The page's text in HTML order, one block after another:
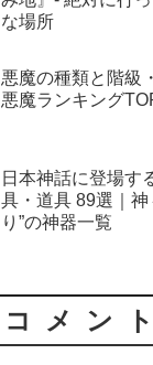
な場所
悪魔の種類と階級
悪魔ランキング
日本神話に登場す
具・道具 89選｜
り”の神器一覧
コメント